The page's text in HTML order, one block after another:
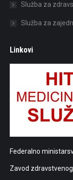
Služba za
Služba za
Linkovi
Federalno
Zavod